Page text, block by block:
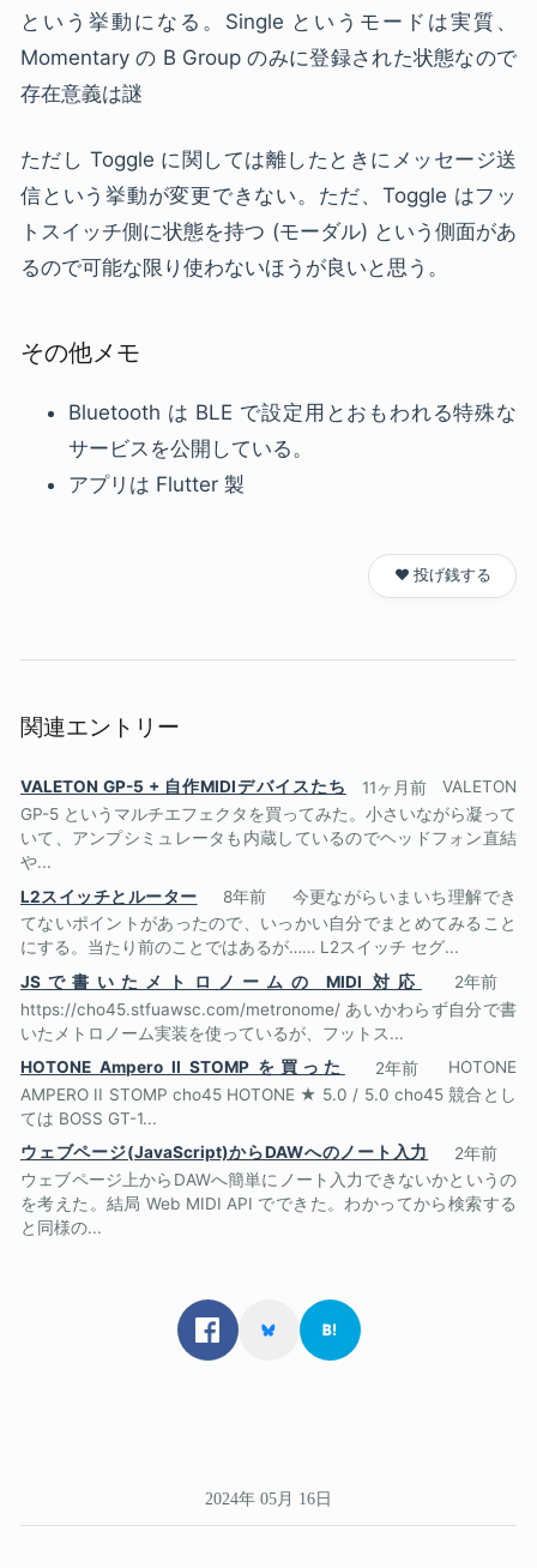
という挙動になる。Single というモードは実質、
Momentary の B Group のみに登録された状態なので
存在意義は謎
ただし Toggle に関しては離したときにメッセージ送
信という挙動が変更できない。ただ、Toggle はフッ
トスイッチ側に状態を持つ (モーダル) という側面があ
るので可能な限り使わないほうが良いと思う。
その他メモ
Bluetooth は BLE で設定用とおもわれる特殊な
サービスを公開している。
アプリは Flutter 製
❤️ 投げ銭する
関連エントリー
VALETON GP-5 + 自作MIDIデバイスたち 11ヶ月前
VALETON
GP-5 というマルチエフェクタを買ってみた。小さいながら凝って
いて、アンプシミュレータも内蔵しているのでヘッドフォン直結
や...
L2スイッチとルーター
8年前
今更ながらいまいち理解でき
てないポイントがあったので、いっかい自分でまとめてみること
にする。当たり前のことではあるが…… L2スイッチ セグ...
JSで書いたメトロノームの MIDI 対応
2年前
https://cho45.stfuawsc.com/metronome/ あいかわらず自分で書
いたメトロノーム実装を使っているが、フットス...
HOTONE Ampero II STOMP を買った
2年前
HOTONE
AMPERO II STOMP cho45 HOTONE ★ 5.0 / 5.0 cho45 競合とし
ては BOSS GT-1...
ウェブページ(JavaScript)からDAWへのノート入力
2年前
ウェブページ上からDAWへ簡単にノート入力できないかというの
を考えた。結局 Web MIDI API でできた。わかってから検索する
と同様の...
2024年 05月 16日